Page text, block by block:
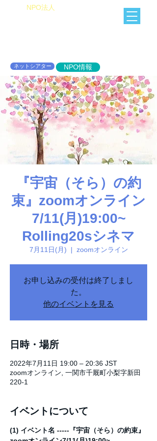
​NPO法人
NPO情報
ネットシアター
『宇宙（そら）の約
束』zoomオンライン
7/11(月)19:00~
Rolling20sシネマ
7月11日(月)
  |
zoomオンライン
お申し込みの受付は終了しまし
た。
他のイベントを見る
日時・場所
2022年7月11日 19:00 – 20:36 JST
zoomオンライン, 一関市千厩町小梨字新田
220-1
イベントについて
(1) イベント名 -----『宇宙（そら）の約束』